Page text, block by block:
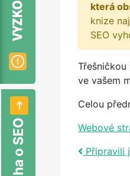
která
knize
SEO
ve vašem
Celou
Webové
Připravili